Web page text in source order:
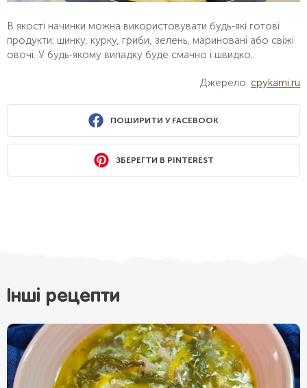
В якості начинки можна використовувати будь-які готові
продукти: шинку, курку, гриби, зелень, мариновані або свіжі
овочі. У будь-якому випадку буде смачно і швидко.
Джерело: cpykami.ru
ПОШИРИТИ У FACEBOOK
ЗБЕРЕГТИ В PINTEREST
Інші рецепти